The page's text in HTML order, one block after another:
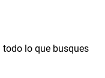
todo lo que busques